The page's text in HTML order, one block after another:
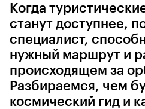
Когда
станут доступнее,
специалист,
нужный маршрут и
происходящем за
Разбираемся, чем
космический гид и